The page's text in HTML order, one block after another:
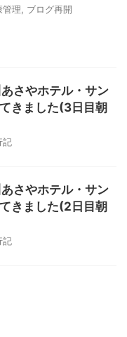
管理 ブログ再開
さやホテル・サン
きました(3日目朝
記
さやホテル・サン
きました(2日目朝
記